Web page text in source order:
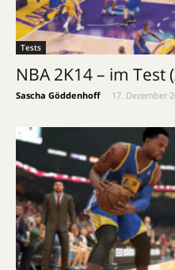
Tests
NBA 2K14 – im Test
Sascha Göddenhoff 17. Dezember